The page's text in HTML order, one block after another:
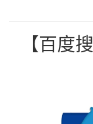
【百度